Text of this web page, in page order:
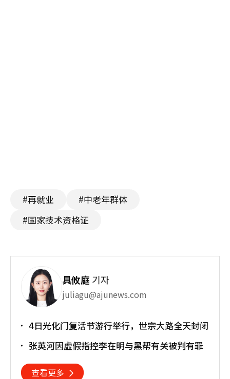
#再就业
#中老年群体
#国家技术资格证
具攸庭 기자
juliagu@ajunews.com
4日光化门复活节游行举行，世宗大路全天封闭
张英河因虚假指控李在明与黑帮有关被判有罪
查看更多